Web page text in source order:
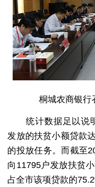
桐城农商银行
统计数据足以说明
发放的扶贫小额贷款
的投放任务。而截至
向11795户发放扶贫
占全市该项贷款的